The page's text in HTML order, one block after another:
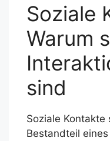
Soziale
Warum
sind
Soziale
Bestandteil